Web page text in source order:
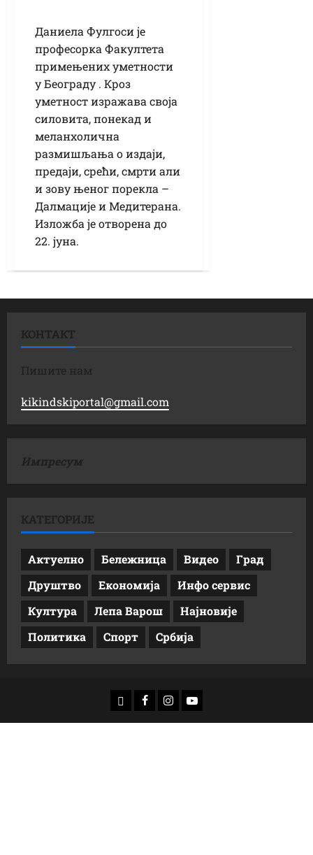
Даниела Фулгоси је
професорка Факултета
примењених уметности
у Београду . Кроз
уметност изражава своја
силовита, понекад и
меланхолична
размишљања о издаји,
предаји, срећи, смрти али
и зову њеног порекла –
Далмације и Медитерана.
Изложба је отворена до
22. јуна.
КОНТАКТ
Пишите нам
kikindskiportal@gmail.com
Импресум
КАТЕГОРИЈЕ
Актуелно Бележница Видео
Град
Друштво
Економија
Инфо сервис
Култура
Лепа Варош
Најновије
Политика
Спорт Србија
доwнлоад
Фацебоок
Инстаграм
Yоутубе